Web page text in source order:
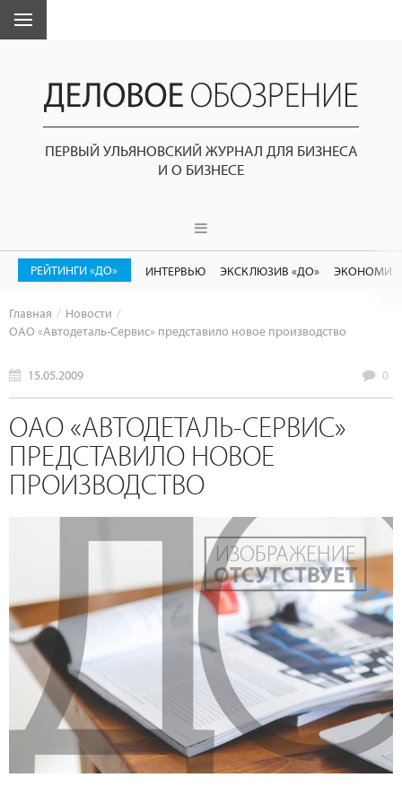
ПЕРВЫЙ УЛЬЯНОВСКИЙ ЖУРНАЛ ДЛЯ БИЗНЕСА
И О БИЗНЕСЕ
РЕЙТИНГИ «ДО» ИНТЕРВЬЮ ЭКСКЛЮЗИВ «ДО»
Главная
Новости
ОАО «Автодеталь-Сервис» представило новое производство
15.05.2009 0
ОАО «АВТОДЕТАЛЬ-СЕРВИС»
ПРЕДСТАВИЛО НОВОЕ
ПРОИЗВОДСТВО